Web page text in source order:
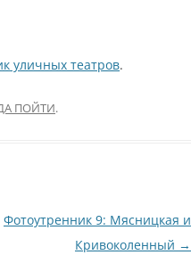
уличных театров.
ПОЙТИ.
Фотоутренник 9: Мясницкая и
Кривоколенный →